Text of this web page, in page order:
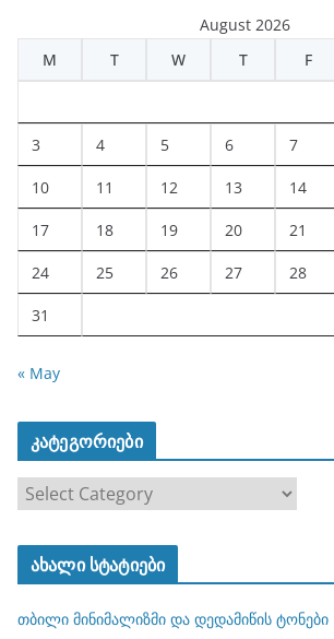
August 2026
M
T W T F
3 4 5 6 7
10 11 12 13 14
17 18 19 20 21
24 25 26 27 28
31
« May
კატეგორიები
ტ
ო
ახალი სტატიები
თბილი მინიმალიზმი და დედამიწის ტონები